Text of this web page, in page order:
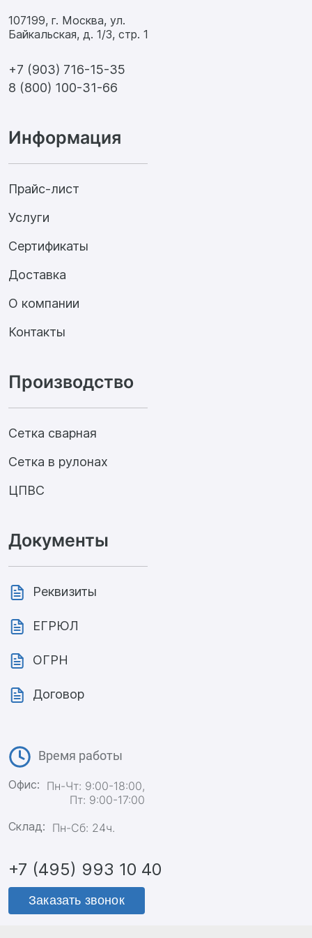
107199, г. Москва, ул.
Байкальская, д. 1/3, стр. 1
+7 (903) 716-15-35
8 (800) 100-31-66
Производство
Сетка сварная
Сетка в рулонах
ЦПВС
Информация
Прайс-лист
Услуги
Сертификаты
Доставка
О компании
Контакты
Документы
Реквизиты
ЕГРЮЛ
ОГРН
Договор
Время работы
Офис: Пн-Чт: 9:00-18:00,
Пт: 9:00-17:00
Склад: Пн-Сб: 24ч.
+7 (495) 993 10 40
Заказать звонок